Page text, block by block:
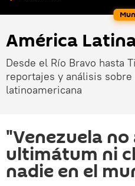
América
Desde el Río Bravo hasta
reportajes y análisis sobre
latinoamericana
"Venezuela
ultimátum ni
nadie en el